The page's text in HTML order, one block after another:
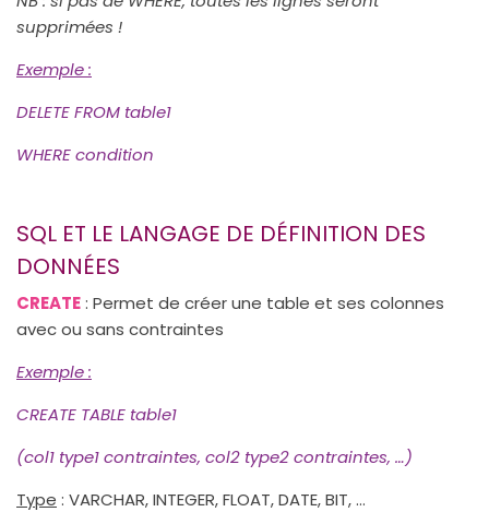
supprimées !
Exemple:
DELETE FROM table1
WHERE condition
SQL ET LE LANGAGE DE DÉFINITION DES
DONNÉES
CREATE: Permet de créer une table et ses colonnes
avec ou sans contraintes
Exemple:
CREATE TABLE table1
(col1 type1 contraintes, col2 type2 contraintes, …)
Type : VARCHAR, INTEGER, FLOAT, DATE, BIT, …